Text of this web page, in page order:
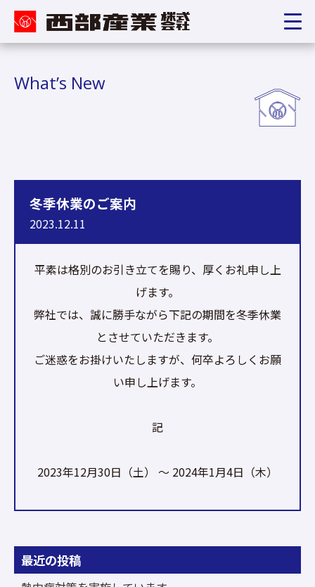
What’s New
冬季休業のご案内
2023.12.11
平素は格別のお引き立てを賜り、厚くお礼申し上
げます。
弊社では、誠に勝手ながら下記の期間を冬季休業
とさせていただきます。
ご迷惑をお掛けいたしますが、何卒よろしくお願
い申し上げます。
記
2023年12月30日（土） ～ 2024年1月4日（木）
最近の投稿